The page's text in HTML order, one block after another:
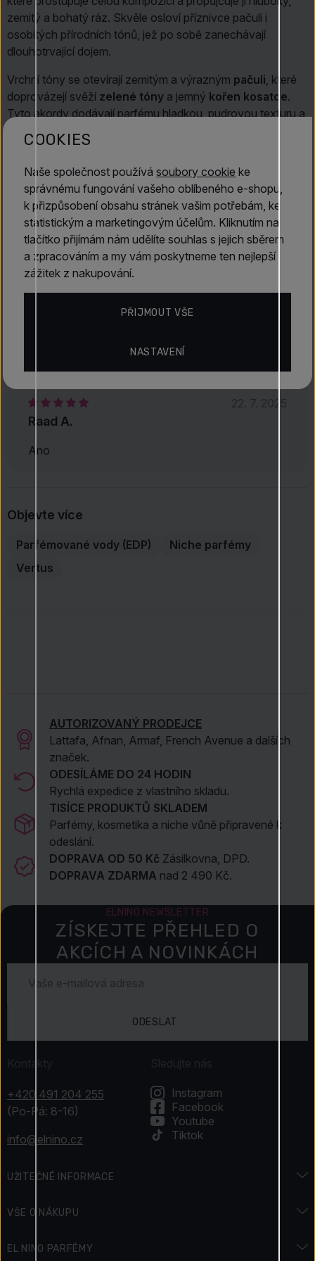
zemitý a bohatý ráz. Skvěle osloví příznivce pačuli i
osobitých přírodních tónů, jež po sobě zanechávají
dlouhotrvající dojem.
Vrchní tóny se otevírají zemitým a výrazným pačuli, které
doprovázejí svěží zelené tóny a jemný kořen kosatce.
Tyto akordy dodávají parfému hladkou, pudrovou texturu a
vytvářejí hlubokou, přírodně laděnou atmosféru úvodu.
zlehka zjemněné sladce květinovou vůnímimózy
celé kompozici přináší eleganci a lehkost.
Základ vůně působí bohatě a smyslně; znovu v něm vyniká
pačuli, obohacené o sladké, jemné tónymaršmelounu
díky nimž parfém získává krémový a delikátní charakter.
Cibetkapřidává živočišnou hloubku i intenzitu a dotváří
výbornou volbou pro každého, kdo vyhledává zemitou,
Číst dále
Vlastnosti
5 (1)
Raad A.
Ano
Objevte více
Parfémované vody (EDP)
Niche parfémy
Vertus
AUTORIZOVANÝ PRODEJCE
Lattafa, Afnan, Armaf, French Avenue a dalších
značek.
ODESÍLÁME DO 24 HODIN
Rychlá expedice z vlastního skladu.
TISÍCE PRODUKTŮ SKLADEM
Parfémy, kosmetika a niche vůně připravené k
odeslání.
DOPRAVA OD 50 Kč Zásilkovna, DPD.
DOPRAVA ZDARMA nad 2 490 Kč.
ELNINO NEWSLETTER
ZÍSKEJTE PŘEHLED O
AKCÍCH A NOVINKÁCH
ODESLAT
Kontakty
+420 491 204 255
(Po-Pá: 8-16)
info@elnino.cz
UŽITEČNÉ INFORMACE
Svátky & Akce
VŠE O NÁKUPU
EL NINO PARFÉMY
Sledujte nás
Instagram
Facebook
Youtube
Tiktok
COOKIES
Naše společnost používásoubory cookie ke
správnému fungování vašeho oblíbeného e-shopu,
k přizpůsobení obsahu stránek vašim potřebám, ke
statistickým a marketingovým účelům. Kliknutím na
tlačítko přijímám nám udělíte souhlas s jejich sběrem
a zpracováním a my vám poskytneme ten nejlepší
zážitek z nakupování.
NASTAVENÍ
PŘIJMOUT VŠE